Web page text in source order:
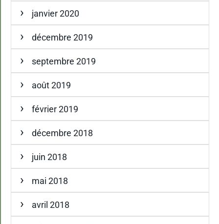
janvier 2020
décembre 2019
septembre 2019
août 2019
février 2019
décembre 2018
juin 2018
mai 2018
avril 2018